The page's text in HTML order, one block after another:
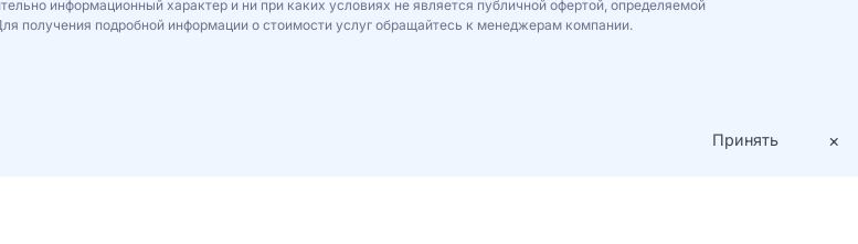
информационный характер и ни при каких условиях не является публичной офертой, определяемой
получения подробной информации о стоимости услуг обращайтесь к менеджерам компании.
×
Принять